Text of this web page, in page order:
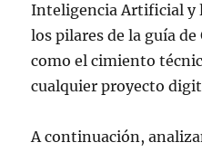
Inteligencia Artificial y
los pilares de la guía
como el cimiento
cualquier proyecto
A continuación,